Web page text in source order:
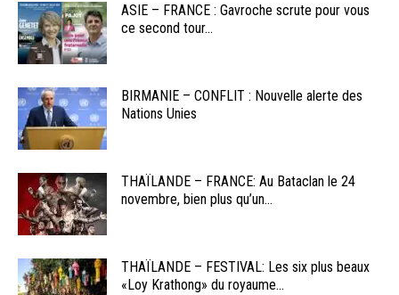
ASIE – FRANCE : Gavroche scrute pour vous
ce second tour...
BIRMANIE – CONFLIT : Nouvelle alerte des
Nations Unies
THAÏLANDE – FRANCE: Au Bataclan le 24
novembre, bien plus qu’un...
THAÏLANDE – FESTIVAL: Les six plus beaux
«Loy Krathong» du royaume...